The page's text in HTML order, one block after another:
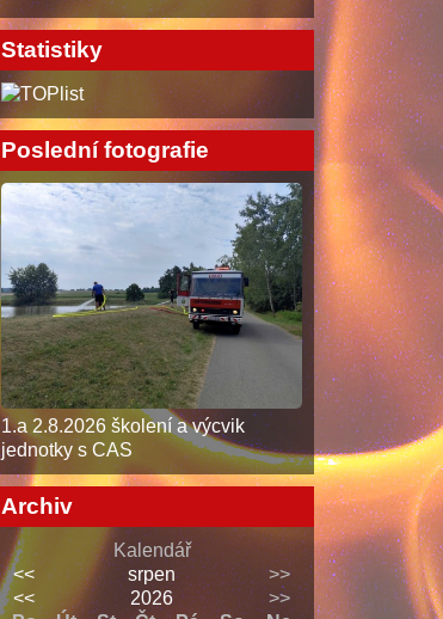
Statistiky
Poslední fotografie
1.a 2.8.2026 školení a výcvik
jednotky s CAS
Archiv
Kalendář
<<
srpen
>>
<<
2026
>>